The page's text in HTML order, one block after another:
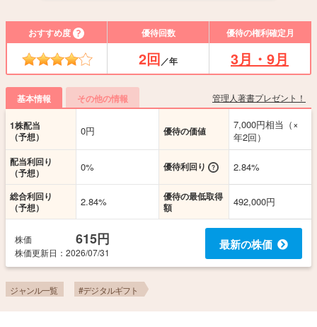
おすすめ度 優待回数 優待の権利確定月
2回／年 3月・9月
基本情報 その他の情報 管理人著書プレゼント！
1株配当
（予想）
0円 優待の価値
7,000円相当（×
年2回）
配当利回り
（予想）
0% 優待利回り 2.84%
総合利回り
（予想）
2.84%
優待の最低取得
額
492,000円
株価 615円
株価更新日 ：2026/07/31
最新の株価
ジャンル一覧 #デジタルギフト